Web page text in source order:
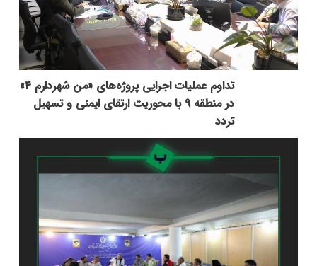
تداوم عملیات اجرایی پروژه‌های «من شهردارم ۴»
در منطقه ۹ با محوریت ارتقای ایمنی و تسهیل
تردد